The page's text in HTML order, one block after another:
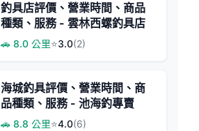
釣具店評價、營業時間、商品
種類、服務 - 雲林西螺釣具店
🚗 8.0 公里⭐3.0(2)
海城釣具評價、營業時間、商
品種類、服務 - 池海釣專賣
🚗 8.8 公里⭐4.0(6)